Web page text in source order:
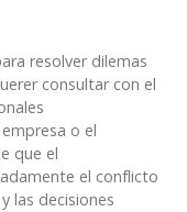
resolver dilemas
consultar con el
o el
que el
el conflicto
las decisiones